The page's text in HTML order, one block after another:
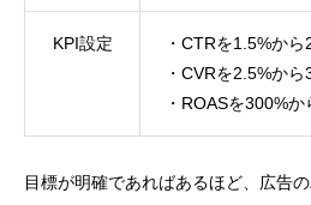
KPI設定
・CTRを1.5%か
・CVRを2.5%か
・ROASを300%
目標が明確であればあるほど、広告